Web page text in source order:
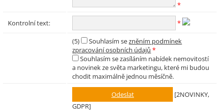
*
Kontrolní text: *
(5) Souhlasím sezněním podmínek
zpracování osobních údajů *
Souhlasím se zasíláním nabídek nemovitostí
a novinek ze světa marketingu, které mi budou
chodit maximálně jednou měsíčně.
[2NOVINKY,
GDPR]